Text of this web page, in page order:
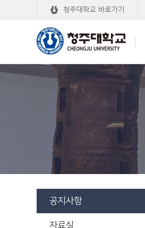
청주대학교 바로가기
청주대학교
박물관
공지사항
자료실